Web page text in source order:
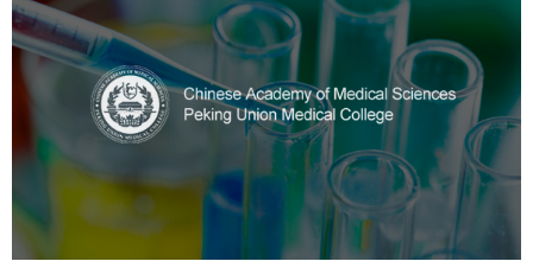
中国医学科学院
医院网站建设
定制开发
大学网站建设
高校网站建设